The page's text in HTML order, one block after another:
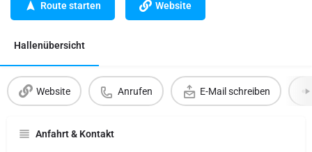
Route starten Website
Hallenübersicht
Website Anrufen E-Mail schreiben
Anfahrt & Kontakt